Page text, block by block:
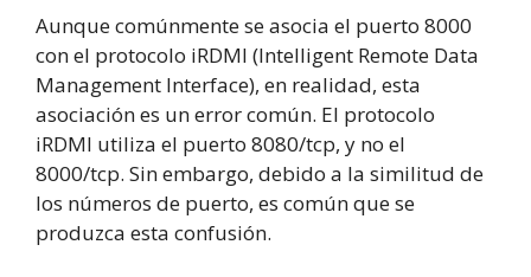
Aunque comúnmente se asocia el puerto 8000
con el protocolo iRDMI (Intelligent Remote Data
Management Interface), en realidad, esta
asociación es un error común. El protocolo
iRDMI utiliza el puerto 8080/tcp, y no el
8000/tcp. Sin embargo, debido a la similitud de
los números de puerto, es común que se
produzca esta confusión.